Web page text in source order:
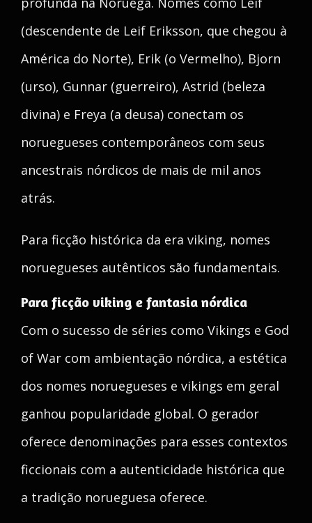
(descendente de Leif Eriksson, que chegou à
América do Norte), Erik (o Vermelho), Bjorn
(urso), Gunnar (guerreiro), Astrid (beleza
divina) e Freya (a deusa) conectam os
noruegueses contemporâneos com seus
ancestrais nórdicos de mais de mil anos
atrás.
Para ficção histórica da era viking, nomes
noruegueses autênticos são fundamentais.
Para ficção viking e fantasia nórdica
Com o sucesso de séries como Vikings e God
of War com ambientação nórdica, a estética
dos nomes noruegueses e vikings em geral
ganhou popularidade global. O gerador
oferece denominações para esses contextos
ficcionais com a autenticidade histórica que
a tradição norueguesa oferece.